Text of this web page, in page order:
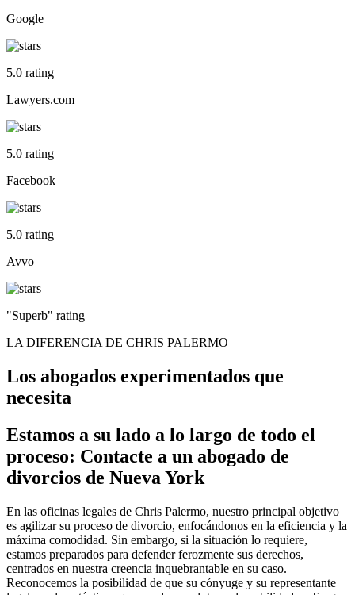
Google
5.0 rating
Lawyers.com
5.0 rating
Facebook
5.0 rating
Avvo
"Superb" rating
LA DIFERENCIA DE CHRIS PALERMO
Los abogados experimentados que
necesita
Estamos a su lado a lo largo de todo el
proceso: Contacte a un abogado de
divorcios de Nueva York
En las oficinas legales de Chris Palermo, nuestro principal objetivo
es agilizar su proceso de divorcio, enfocándonos en la eficiencia y la
máxima comodidad. Sin embargo, si la situación lo requiere,
estamos preparados para defender ferozmente sus derechos,
centrados en nuestra creencia inquebrantable en su caso.
Reconocemos la posibilidad de que su cónyuge y su representante